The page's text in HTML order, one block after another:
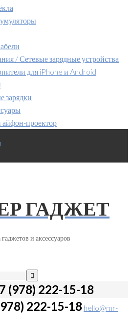
/ Сетевые зарядные устройства
для iPhone и Android
зарядки
проектор
ГАДЖЕТ
и аксессуаров
(978) 222-15-18
222-15-18 hello@mr-